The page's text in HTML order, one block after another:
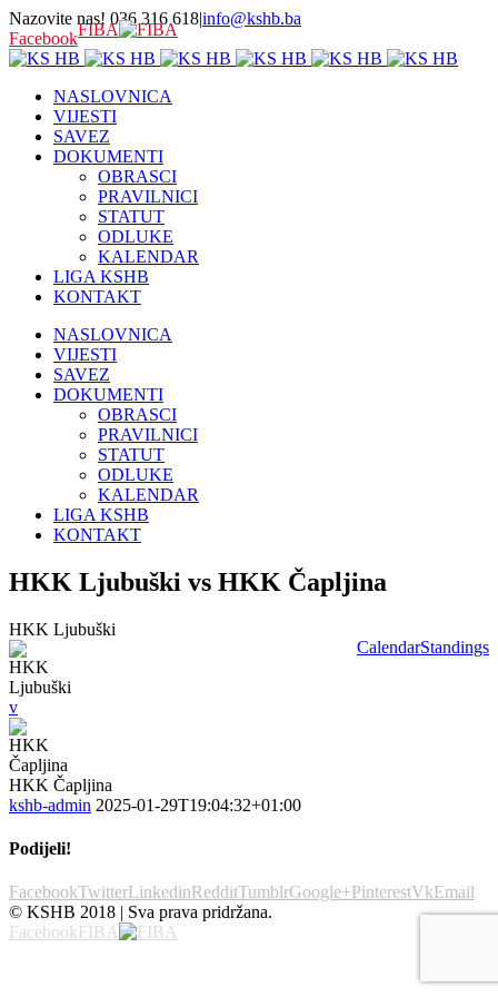
Nazovite nas! 036 316 618|info@kshb.ba
FacebookFIBA
NASLOVNICA
VIJESTI
SAVEZ
DOKUMENTI
OBRASCI
PRAVILNICI
STATUT
ODLUKE
KALENDAR
LIGA KSHB
KONTAKT
NASLOVNICA
VIJESTI
SAVEZ
DOKUMENTI
OBRASCI
PRAVILNICI
STATUT
ODLUKE
KALENDAR
LIGA KSHB
KONTAKT
HKK Ljubuški vs HKK Čapljina
CalendarStandings
HKK Ljubuški
v
HKK Čapljina
kshb-admin 2025-01-29T19:04:32+01:00
Podijeli!
FacebookTwitterLinkedinRedditTumblrGoogle+PinterestVkEmail
© KSHB 2018 | Sva prava pridržana.
FacebookFIBA